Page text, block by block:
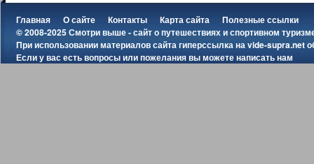
Главная О сайте Контакты Карта сайта
Полезные ссылки
© 2008-2025 Смотри выше - сайт о путешествиях и спортивном
При использовании материалов сайта гиперссылка наvide-supra.net
Если у вас есть вопросы или пожелания вы можетенаписать нам